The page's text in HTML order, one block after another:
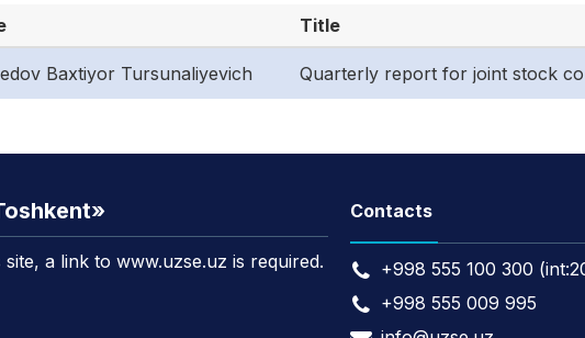
Title
Baxtiyor Tursunaliyevich Quarterly report for joint stock
a link to www.uzse.uz is required.
Contacts
+998 555 100 300
+998 555 009 995